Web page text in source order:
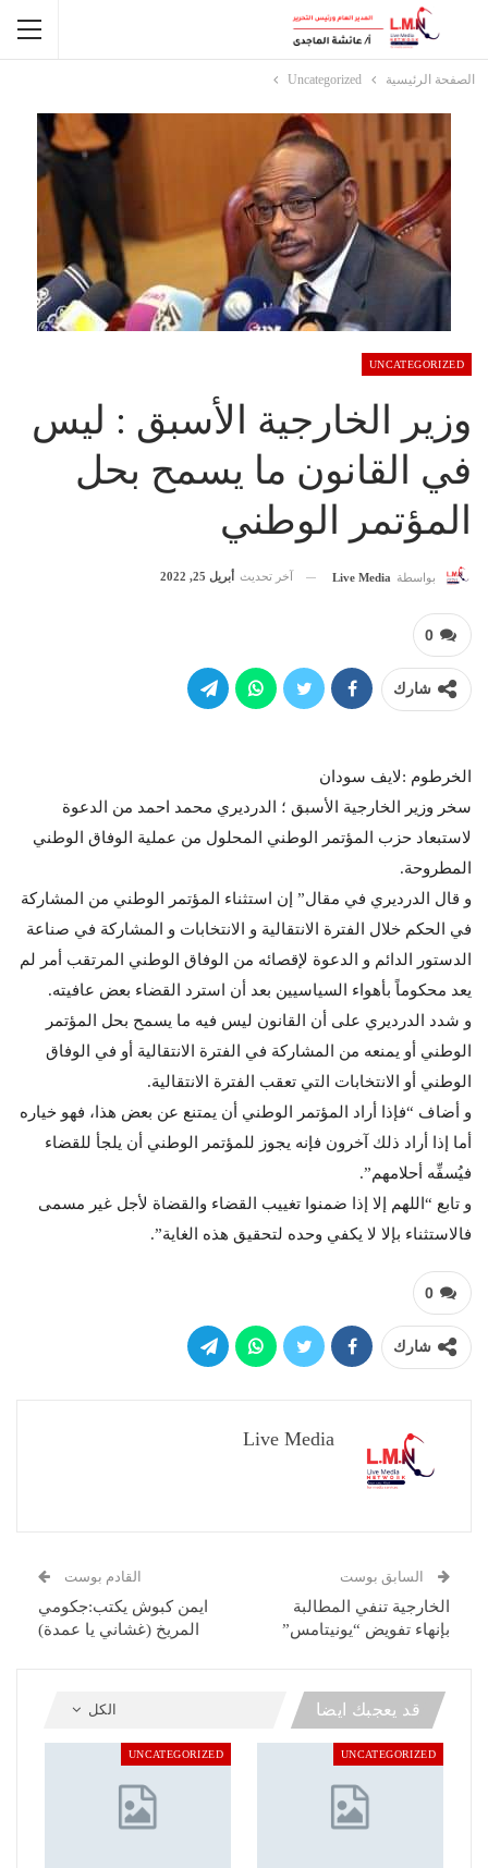
الصفحة الرئيسية Uncategorized
UNCATEGORIZED
وزير الخارجية الأسبق : ليس
في القانون ما يسمح بحل
المؤتمر الوطني
بواسطة Live Media آخر تحديث أبريل 25, 2022
0
شارك
الخرطوم :لايف سودان
سخر وزير الخارجية الأسبق ؛ الدرديري محمد احمد من الدعوة
لاستبعاد حزب المؤتمر الوطني المحلول من عملية الوفاق الوطني
المطروحة.
و قال الدرديري في مقال” إن استثناء المؤتمر الوطني من المشاركة
في الحكم خلال الفترة الانتقالية و الانتخابات و المشاركة في صناعة
الدستور الدائم و الدعوة لإقصائه من الوفاق الوطني المرتقب أمر لم
يعد محكوماً بأهواء السياسيين بعد أن استرد القضاء بعض عافيته.
و شدد الدرديري على أن القانون ليس فيه ما يسمح بحل المؤتمر
الوطني أو يمنعه من المشاركة في الفترة الانتقالية أو في الوفاق
الوطني أو الانتخابات التي تعقب الفترة الانتقالية.
و أضاف “فإذا أراد المؤتمر الوطني أن يمتنع عن بعض هذا، فهو خياره
أما إذا أراد ذلك آخرون فإنه يجوز للمؤتمر الوطني أن يلجأ للقضاء
فيُسفِّه أحلامهم”.
و تابع “اللهم إلا إذا ضمنوا تغييب القضاء والقضاة لأجل غير مسمى
فالاستثناء بإلا لا يكفي وحده لتحقيق هذه الغاية”.
0
شارك
Live Media
السابق بوست
الخارجية تنفي المطالبة
بإنهاء تفويض “يونيتامس”
القادم بوست
ايمن كبوش يكتب:جكومي
المريخ (غشاني يا عمدة)
الكل قد يعجبك ايضا
UNCATEGORIZED
UNCATEGORIZED